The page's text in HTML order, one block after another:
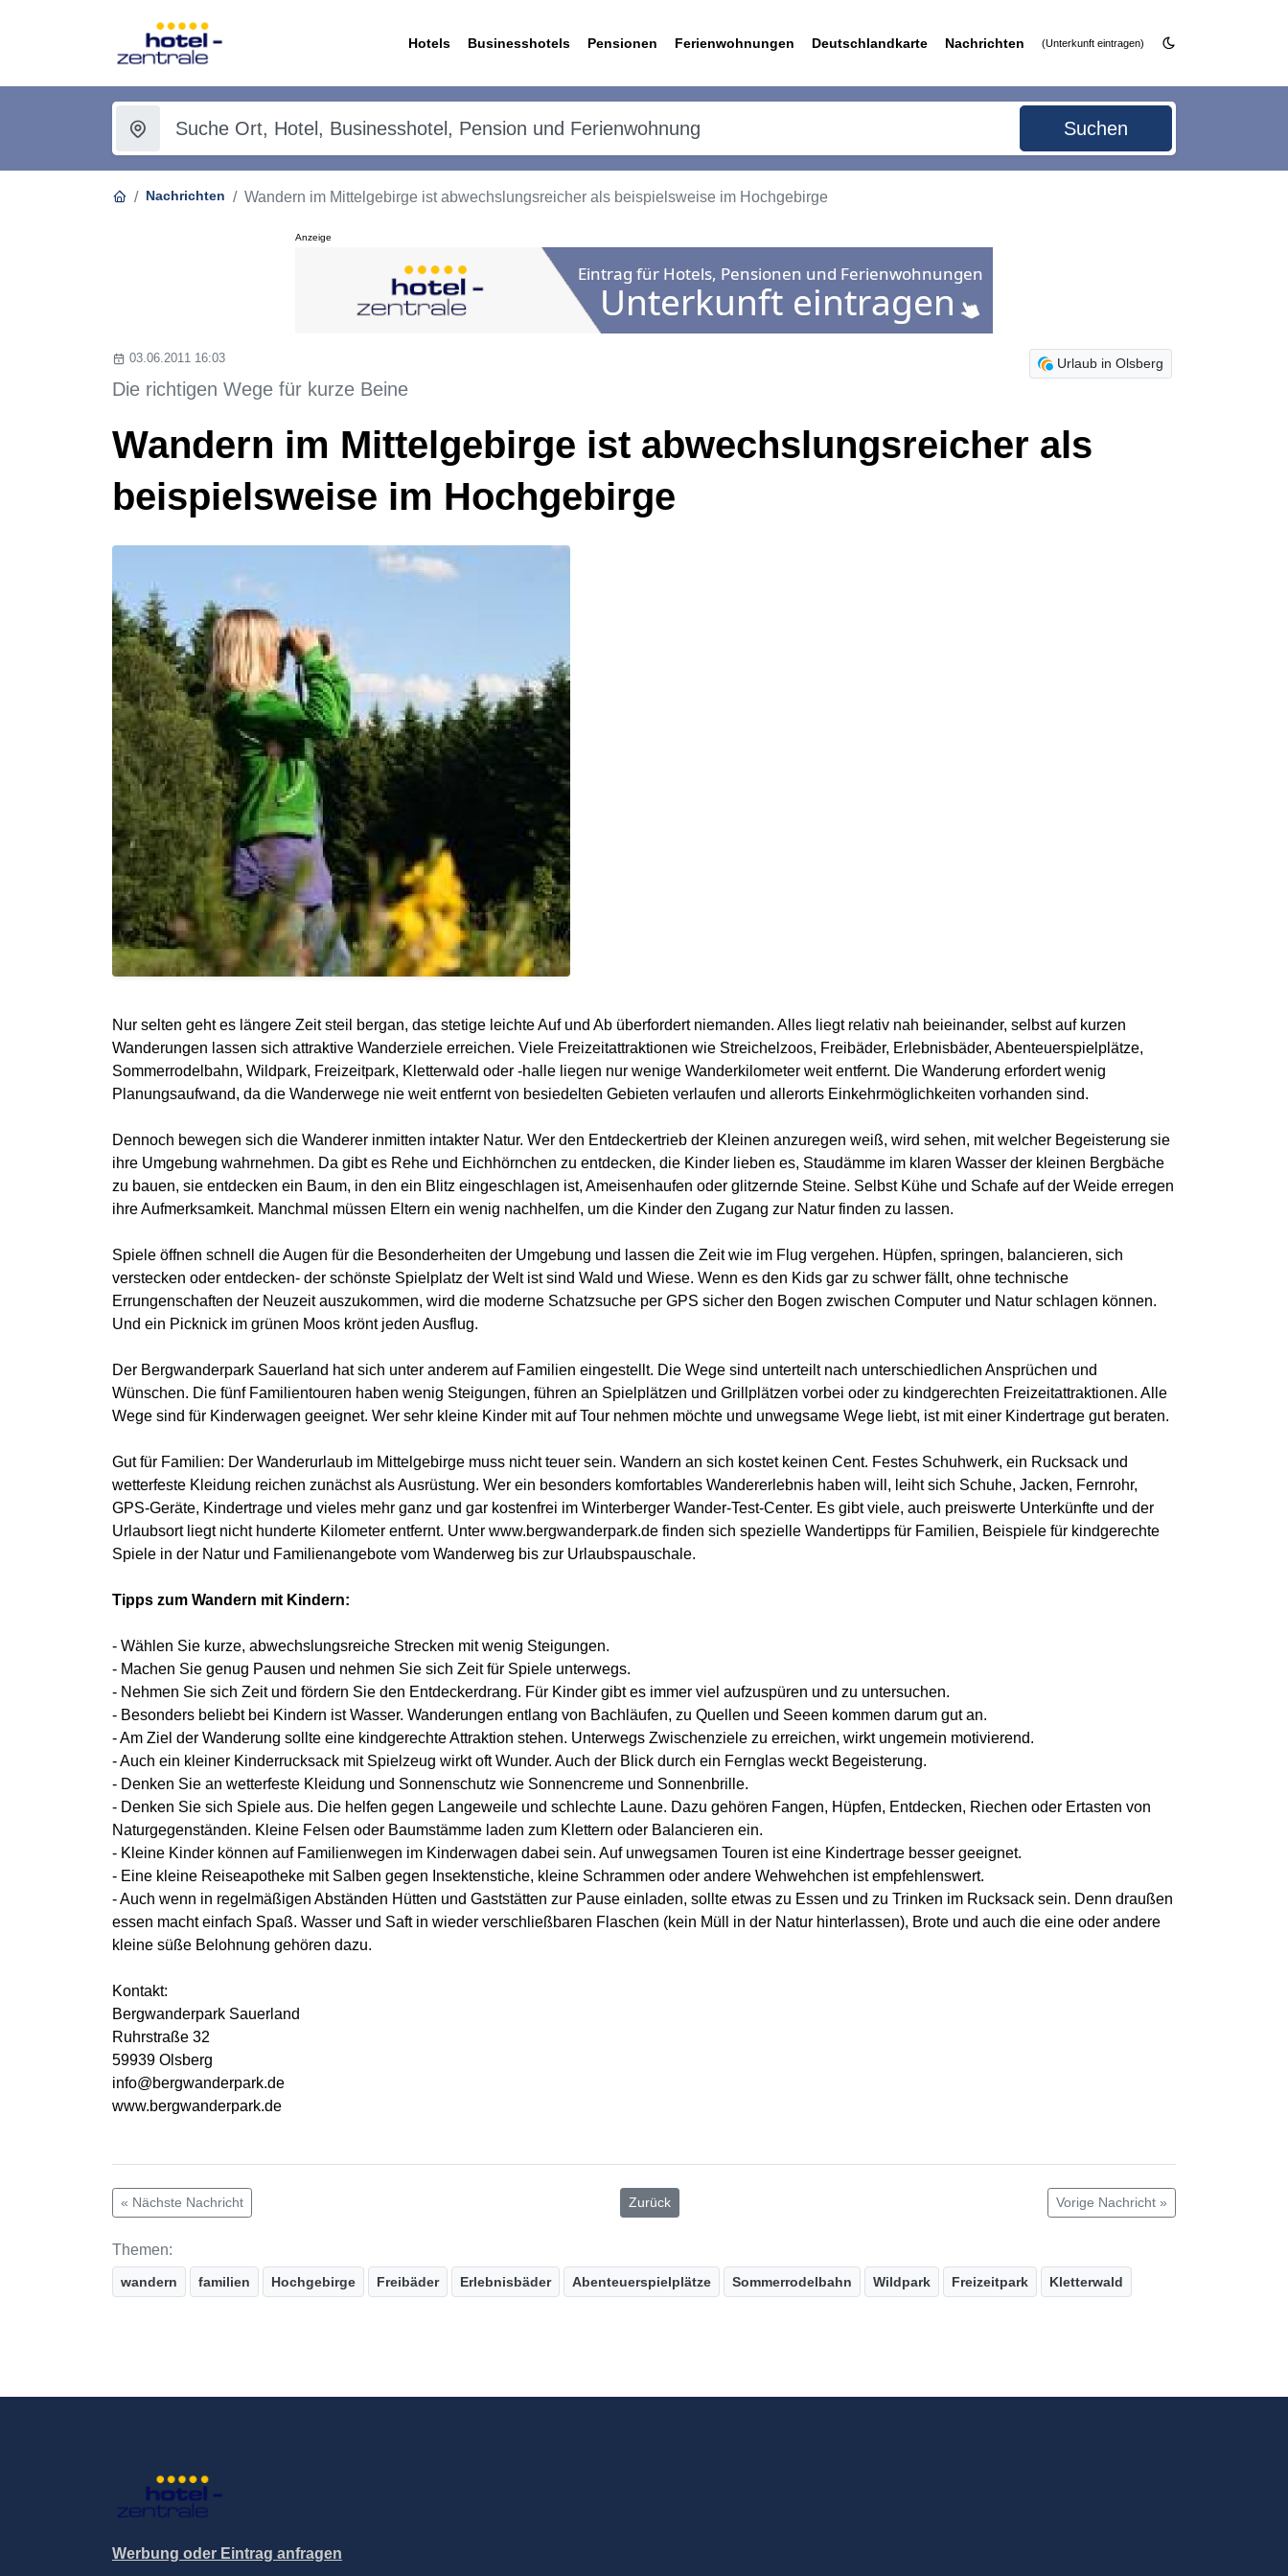
Hotels Businesshotels Pensionen Ferienwohnungen Deutschlandkarte Nachrichten (Unterkunft eintragen)
Suchen
Nachrichten Wandern im Mittelgebirge ist abwechslungsreicher als beispielsweise im Hochgebirge
Anzeige
Urlaub in Olsberg
03.06.2011 16:03
Die richtigen Wege für kurze Beine
Wandern im Mittelgebirge ist abwechslungsreicher als
beispielsweise im Hochgebirge
Nur selten geht es längere Zeit steil bergan, das stetige leichte Auf und Ab überfordert niemanden. Alles liegt relativ nah beieinander, selbst auf kurzen
Wanderungen lassen sich attraktive Wanderziele erreichen. Viele Freizeitattraktionen wie Streichelzoos, Freibäder, Erlebnisbäder, Abenteuerspielplätze,
Sommerrodelbahn, Wildpark, Freizeitpark, Kletterwald oder -halle liegen nur wenige Wanderkilometer weit entfernt. Die Wanderung erfordert wenig
Planungsaufwand, da die Wanderwege nie weit entfernt von besiedelten Gebieten verlaufen und allerorts Einkehrmöglichkeiten vorhanden sind.
Dennoch bewegen sich die Wanderer inmitten intakter Natur. Wer den Entdeckertrieb der Kleinen anzuregen weiß, wird sehen, mit welcher Begeisterung sie
ihre Umgebung wahrnehmen. Da gibt es Rehe und Eichhörnchen zu entdecken, die Kinder lieben es, Staudämme im klaren Wasser der kleinen Bergbäche
zu bauen, sie entdecken ein Baum, in den ein Blitz eingeschlagen ist, Ameisenhaufen oder glitzernde Steine. Selbst Kühe und Schafe auf der Weide erregen
ihre Aufmerksamkeit. Manchmal müssen Eltern ein wenig nachhelfen, um die Kinder den Zugang zur Natur finden zu lassen.
Spiele öffnen schnell die Augen für die Besonderheiten der Umgebung und lassen die Zeit wie im Flug vergehen. Hüpfen, springen, balancieren, sich
verstecken oder entdecken- der schönste Spielplatz der Welt ist sind Wald und Wiese. Wenn es den Kids gar zu schwer fällt, ohne technische
Errungenschaften der Neuzeit auszukommen, wird die moderne Schatzsuche per GPS sicher den Bogen zwischen Computer und Natur schlagen können.
Und ein Picknick im grünen Moos krönt jeden Ausflug.
Der Bergwanderpark Sauerland hat sich unter anderem auf Familien eingestellt. Die Wege sind unterteilt nach unterschiedlichen Ansprüchen und
Wünschen. Die fünf Familientouren haben wenig Steigungen, führen an Spielplätzen und Grillplätzen vorbei oder zu kindgerechten Freizeitattraktionen. Alle
Wege sind für Kinderwagen geeignet. Wer sehr kleine Kinder mit auf Tour nehmen möchte und unwegsame Wege liebt, ist mit einer Kindertrage gut beraten.
Gut für Familien: Der Wanderurlaub im Mittelgebirge muss nicht teuer sein. Wandern an sich kostet keinen Cent. Festes Schuhwerk, ein Rucksack und
wetterfeste Kleidung reichen zunächst als Ausrüstung. Wer ein besonders komfortables Wandererlebnis haben will, leiht sich Schuhe, Jacken, Fernrohr,
GPS-Geräte, Kindertrage und vieles mehr ganz und gar kostenfrei im Winterberger Wander-Test-Center. Es gibt viele, auch preiswerte Unterkünfte und der
Urlaubsort liegt nicht hunderte Kilometer entfernt. Unter www.bergwanderpark.de finden sich spezielle Wandertipps für Familien, Beispiele für kindgerechte
Spiele in der Natur und Familienangebote vom Wanderweg bis zur Urlaubspauschale.
Tipps zum Wandern mit Kindern:
- Wählen Sie kurze, abwechslungsreiche Strecken mit wenig Steigungen.
- Machen Sie genug Pausen und nehmen Sie sich Zeit für Spiele unterwegs.
- Nehmen Sie sich Zeit und fördern Sie den Entdeckerdrang. Für Kinder gibt es immer viel aufzuspüren und zu untersuchen.
- Besonders beliebt bei Kindern ist Wasser. Wanderungen entlang von Bachläufen, zu Quellen und Seeen kommen darum gut an.
- Am Ziel der Wanderung sollte eine kindgerechte Attraktion stehen. Unterwegs Zwischenziele zu erreichen, wirkt ungemein motivierend.
- Auch ein kleiner Kinderrucksack mit Spielzeug wirkt oft Wunder. Auch der Blick durch ein Fernglas weckt Begeisterung.
- Denken Sie an wetterfeste Kleidung und Sonnenschutz wie Sonnencreme und Sonnenbrille.
- Denken Sie sich Spiele aus. Die helfen gegen Langeweile und schlechte Laune. Dazu gehören Fangen, Hüpfen, Entdecken, Riechen oder Ertasten von
Naturgegenständen. Kleine Felsen oder Baumstämme laden zum Klettern oder Balancieren ein.
- Kleine Kinder können auf Familienwegen im Kinderwagen dabei sein. Auf unwegsamen Touren ist eine Kindertrage besser geeignet.
- Eine kleine Reiseapotheke mit Salben gegen Insektenstiche, kleine Schrammen oder andere Wehwehchen ist empfehlenswert.
- Auch wenn in regelmäßigen Abständen Hütten und Gaststätten zur Pause einladen, sollte etwas zu Essen und zu Trinken im Rucksack sein. Denn draußen
essen macht einfach Spaß. Wasser und Saft in wieder verschließbaren Flaschen (kein Müll in der Natur hinterlassen), Brote und auch die eine oder andere
kleine süße Belohnung gehören dazu.
Kontakt:
Bergwanderpark Sauerland
Ruhrstraße 32
59939 Olsberg
info@bergwanderpark.de
www.bergwanderpark.de
« Nächste Nachricht Zurück Vorige Nachricht »
Themen:
wandern familien Hochgebirge Freibäder Erlebnisbäder Abenteuerspielplätze Sommerrodelbahn Wildpark Freizeitpark Kletterwald
Werbung oder Eintrag anfragen